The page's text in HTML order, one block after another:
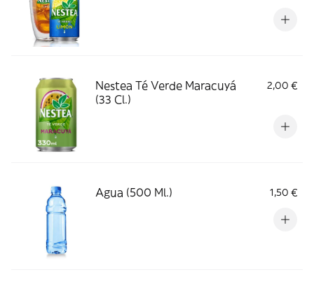
Nestea Té Verde Maracuyá
(33 Cl.)
2,00 €
Agua (500 Ml.) 1,50 €